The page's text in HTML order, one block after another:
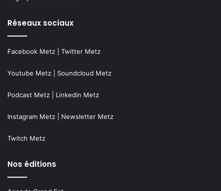
Réseaux sociaux
Facebook Metz Twitter Metz
Youtube Metz Soundcloud Metz
Podcast Metz Linkedin Metz
Instagram Metz Newsletter Metz
Twitch Metz
Nos éditions